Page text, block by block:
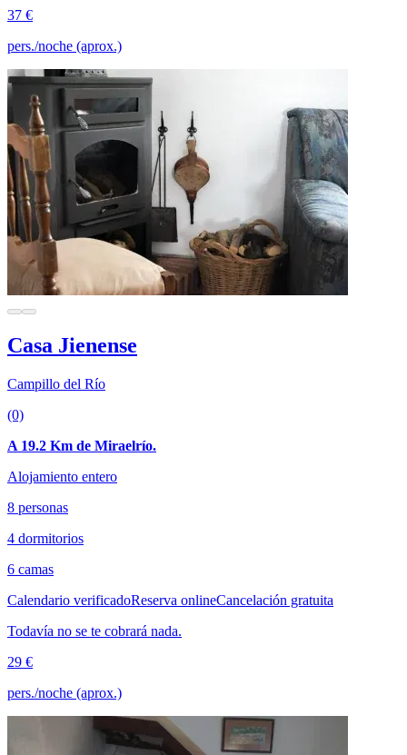
37 €
pers./noche (aprox.)
Casa Jienense
Campillo del Río
(0)
A 19.2 Km de Miraelrío.
Alojamiento entero
8 personas
4 dormitorios
6 camas
Calendario verificadoReserva onlineCancelación gratuita
Todavía no se te cobrará nada.
29 €
pers./noche (aprox.)